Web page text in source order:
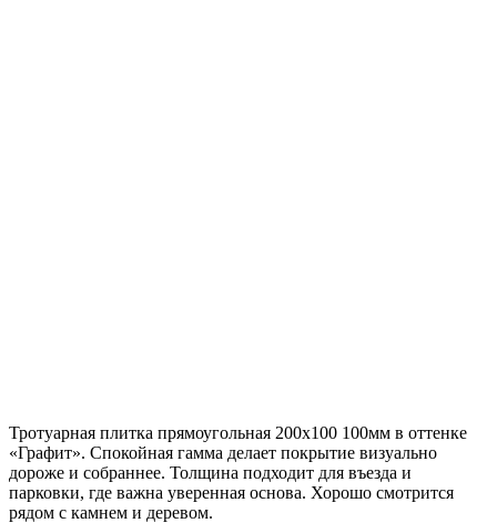
Тротуарная плитка прямоугольная 200х100 100мм в оттенке
«Графит». Спокойная гамма делает покрытие визуально
дороже и собраннее. Толщина подходит для въезда и
парковки, где важна уверенная основа. Хорошо смотрится
рядом с камнем и деревом.